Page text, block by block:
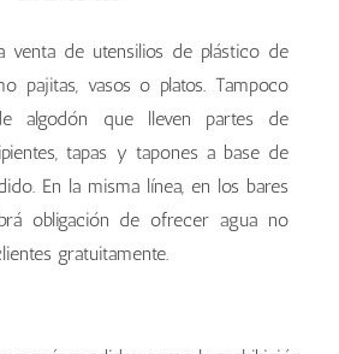
venta de utensilios de plástico de
pajitas, vasos o platos. Tampoco
algodón que lleven partes de
tapas y tapones a base de
En la misma línea, en los bares
obligación de ofrecer agua no
gratuitamente.